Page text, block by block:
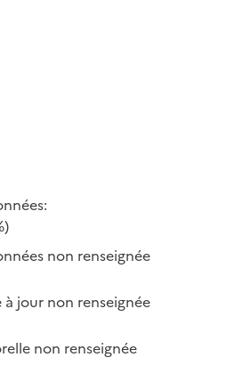
non renseignée
jour non renseignée
non renseignée